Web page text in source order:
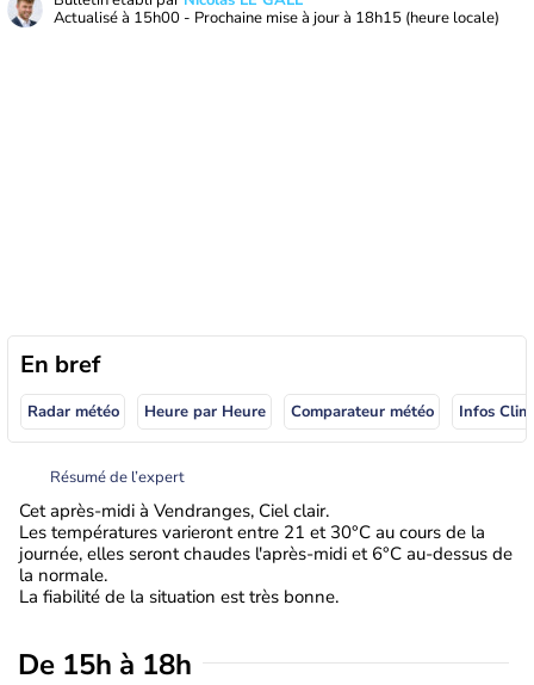
Actualisé à 15h00 - Prochaine mise à jour à 18h15 (heure locale)
En bref
Radar météo Heure par Heure Comparateur météo Infos
Résumé de l’expert
Cet après-midi à Vendranges, Ciel clair.
Les températures varieront entre 21 et 30°C au cours de la
journée, elles seront chaudes l'après-midi et 6°C au-dessus de
la normale.
La fiabilité de la situation est très bonne.
De 15h à 18h